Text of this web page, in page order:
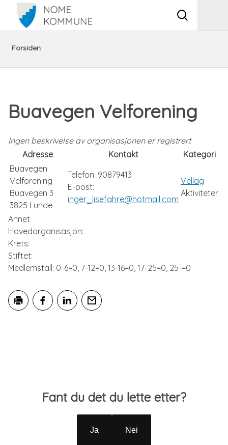
Vis
Du
Forsiden
og
kommunal
og
foreninger
kommunen
Buavegen Velforening
Ingen beskrivelse av organisasjonen er registrert
Adresse
Kontakt
Kategori
Buavegen
Velforening
Buavegen 3
3825 Lunde
Telefon: 90879413
E-post:
inger_lisefahre@hotmail.com
Vellag
Aktiviteter
Annet
Hovedorganisasjon:
Krets:
Stiftet:
Medlemstall: 0-6=0, 7-12=0, 13-16=0, 17-25=0, 25-=0
Tilbakemelding
Fant du det du lette etter?
Ja Nei